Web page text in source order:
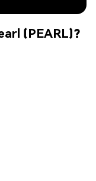
(PEARL)?